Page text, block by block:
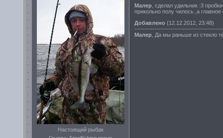
Настоящий рыбак
Малер , сделал удильник :3
прикольно полу чилось ,а
Добавлено (12.12.2012, 23:48)
Малер , Да мы раньше из стекло